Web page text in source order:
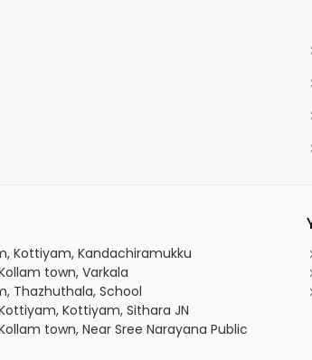
Kottiyam, Kandachiramukku
town, Varkala
Thazhuthala, School
Kottiyam, Sithara JN
town, Near Sree Narayana Public